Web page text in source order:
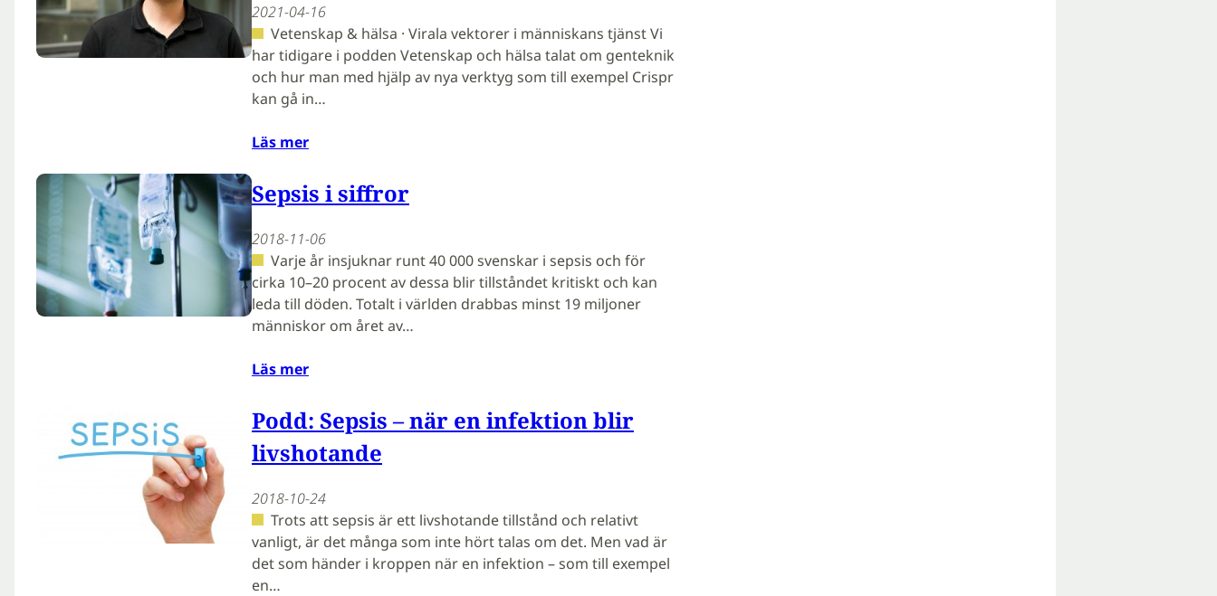
2021-04-16
Vetenskap & hälsa · Virala vektorer i människans tjänst Vi
har tidigare i podden Vetenskap och hälsa talat om genteknik
och hur man med hjälp av nya verktyg som till exempel Crispr
kan gå in…
Läs mer
Sepsis i siffror
2018-11-06
Varje år insjuknar runt 40 000 svenskar i sepsis och för
cirka 10–20 procent av dessa blir tillståndet kritiskt och kan
leda till döden. Totalt i världen drabbas minst 19 miljoner
människor om året av…
Läs mer
Podd: Sepsis – när en infektion blir
livshotande
2018-10-24
Trots att sepsis är ett livshotande tillstånd och relativt
vanligt, är det många som inte hört talas om det. Men vad är
det som händer i kroppen när en infektion – som till exempel
en…